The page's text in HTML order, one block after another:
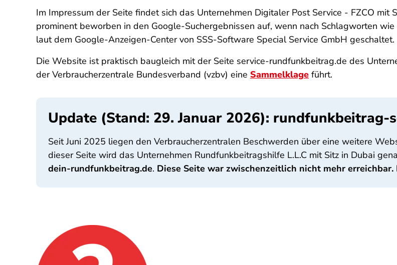
Im Impressum der Seite findet sich das Unternehmen Digitaler Post Service - FZCO
prominent beworben in den Google-Suchergebnissen auf, wenn nach Schlagworten
laut dem Google-Anzeigen-Center von SSS-Software Special Service GmbH geschaltet.
Die Website ist praktisch baugleich mit der Seite service-rundfunkbeitrag.de des
der Verbraucherzentrale Bundesverband (vzbv) eine Sammelklage führt.
Update (Stand: 29. Januar 2026): rundfunkbeitrag-
Seit Juni 2025 liegen den Verbraucherzentralen Beschwerden über eine weitere
dieser Seite wird das Unternehmen Rundfunkbeitragshilfe L.L.C mit Sitz in Dubai
dein-rundfunkbeitrag.de. Diese Seite war zwischenzeitlich nicht mehr